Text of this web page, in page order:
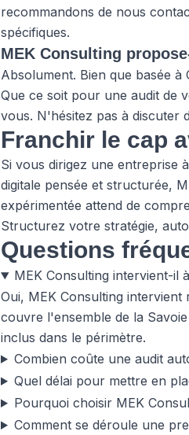
recommandons de nous
spécifiques.
MEK Consulting
Absolument. Bien que basée
Que ce soit pour une audit de
vous. N'hésitez pas à discuter
Franchir le cap
Si vous dirigez une entreprise
digitale pensée et structurée,
expérimentée attend de
Structurez votre stratégie,
Questions
MEK Consulting intervient-il
Oui, MEK Consulting intervient
couvre l'ensemble de la
inclus dans le périmètre.
Combien coûte une audit
Quel délai pour mettre en
Pourquoi choisir MEK
Comment se déroule une